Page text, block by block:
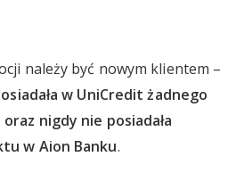
należy być nowym klientem –
w UniCredit żadnego
nigdy nie posiadała
w Aion Banku.